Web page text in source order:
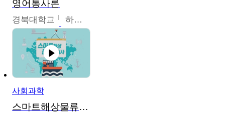
영어통사론
경북대학교 하승완
사회과학
스마트해상물류관리사 교육과정2